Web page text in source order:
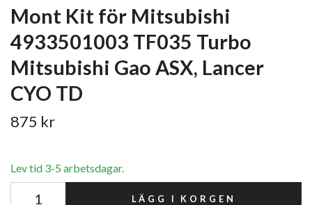
Mont Kit för Mitsubishi
4933501003 TF035 Turbo
Mitsubishi Gao ASX, Lancer
CYO TD
875 kr
Lev tid 3-5 arbetsdagar.
LÄGG I KORGEN